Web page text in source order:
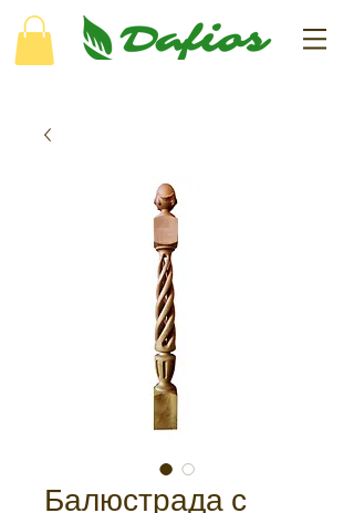
Балюстрада с